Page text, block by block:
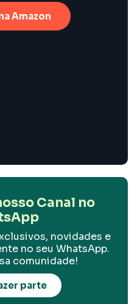
Amazon
Canal no
novidades e
no seu WhatsApp.
comunidade!
parte